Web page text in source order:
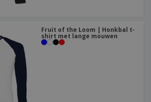
Fruit of the Loom | Honkbal t-
shirt met lange mouwen